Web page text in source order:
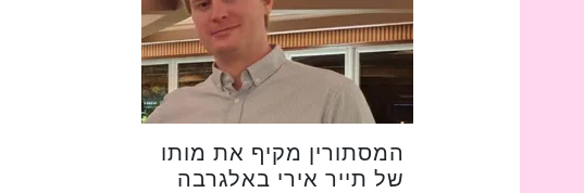
המסתורין מקיף את מותו
של תייר אירי באלגרבה